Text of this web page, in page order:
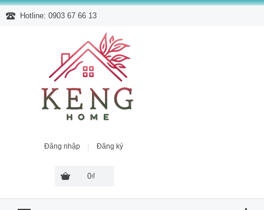
Hotline: 0903 67 66 13
0₫
Đăng nhập | Đăng ký